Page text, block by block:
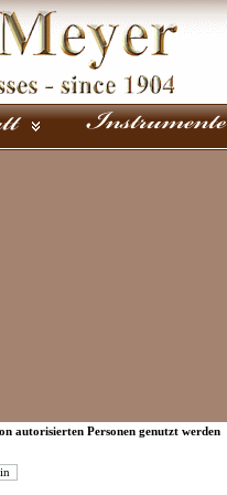
autorisierten Personen genutzt werden